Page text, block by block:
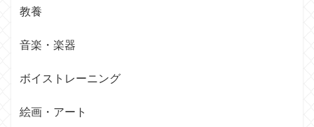
教養
音楽・楽器
ボイストレーニング
絵画・アート